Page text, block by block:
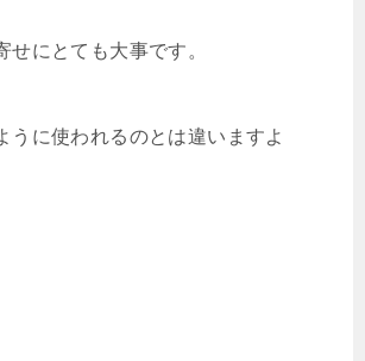
せにとても大事です。
うに使われるのとは違いますよ